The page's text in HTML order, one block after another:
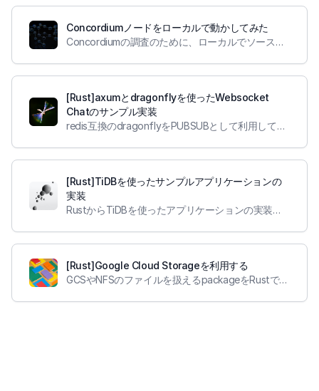
Concordiumノードをローカルで動かしてみた
Concordiumの調査のために、ローカルでソースコードをビルドしてノードを動かしてみました
[Rust]axumとdragonflyを使ったWebsocket
Chatのサンプル実装
redis互換のdragonflyをPUBSUBとして利用して、Websocket Chatアプリのサンプル実装を行いました。
[Rust]TiDBを使ったサンプルアプリケーションの
実装
RustからTiDBを使ったアプリケーションの実装を行いました。
[Rust]Google Cloud Storageを利用する
GCSやNFSのファイルを扱えるpackageをRustで実装しました。